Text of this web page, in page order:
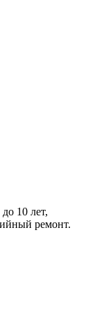
10 лет,
ремонт.